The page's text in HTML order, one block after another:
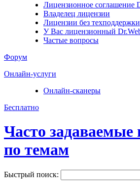
Лицензионное соглашение
Владелец лицензии
Лицензии без техподдержки
У Вас лицензионный
Частые вопросы
Форум
Онлайн-услуги
Онлайн-сканеры
Бесплатно
Часто задаваемые
по темам
Быстрый поиск: